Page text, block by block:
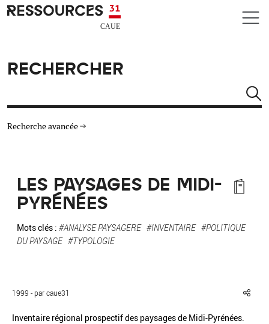
Aller au contenu principal
CAUE RESSOURCES 31
RECHERCHER
Recherche avancée
TYPE DE RESSOURCES
MATÉRIAUX
LES PAYSAGES DE MIDI-
PYRÉNÉES
Mots clés : #ANALYSE PAYSAGERE #INVENTAIRE #POLITIQUE
DU PAYSAGE #TYPOLOGIE
1999 - par caue31
Inventaire régional prospectif des paysages de Midi-Pyrénées.